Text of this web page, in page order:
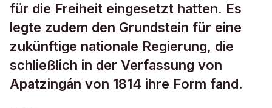
für die Freiheit eingesetzt hatten. Es
legte zudem den Grundstein für eine
zukünftige nationale Regierung, die
schließlich in der Verfassung von
Apatzingán von 1814 ihre Form fand.